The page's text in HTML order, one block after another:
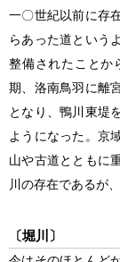
一〇世紀以前に存
らあった道という
整備されたことか
期、洛南鳥羽に離
となり、鴨川東堤
ようになった。京
山や古道とともに
川の存在であるが
〔堀川〕